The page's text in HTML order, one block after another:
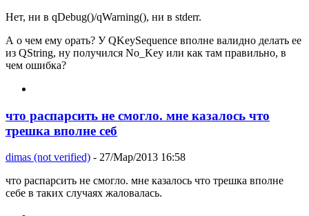
Нет, ни в qDebug()/qWarning(), ни в stderr.
А о чем ему орать? У QKeySequence вполне валидно делать ее
из QString, ну получился No_Key или как там правильно, в
чем ошибка?
что распарсить не смогло. мне казалось что
трешка вполне себ
dimas (not verified) - 27/Мар/2013 16:58
что распарсить не смогло. мне казалось что трешка вполне
себе в таких случаях жаловалась.